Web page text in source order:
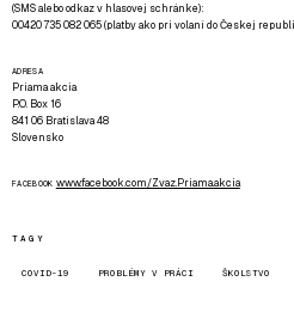
(SMS alebo odkaz v hlasovej schránke):
00420 735 082 065 (platby ako pri volaní do Českej
ADRESA
Priama akcia
P.O. Box 16
841 06 Bratislava 48
Slovensko
FACEBOOK www.facebook.com/Zvaz.Priama.akcia
TAGY
COVID-19 PROBLÉMY V PRÁCI ŠKOLSTVO